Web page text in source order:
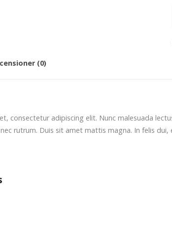
(0)
consectetur adipiscing elit. Nunc malesuada
nec rutrum. Duis sit amet mattis magna. In felis